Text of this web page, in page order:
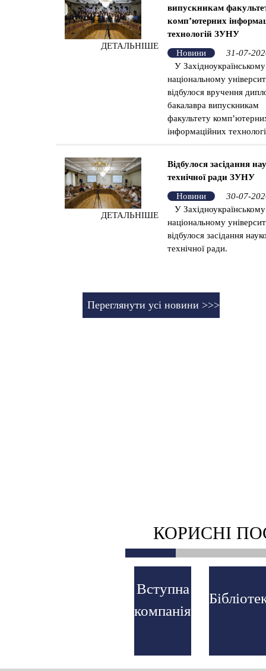
випускникам
комп’ютерних
технологій ЗУНУ
Новини
31-07-
У Західноукраїнському
національному
відбулося вручення
бакалавра випускникам
факультету
інформаційних
ДЕТАЛЬНІШЕ
Відбулося засідання
технічної ради ЗУНУ
Новини
30-07-
У Західноукраїнському
національному
відбулося засідання
технічної ради.
ДЕТАЛЬНІШЕ
Переглянути усі новини >>>
КОРИСНІ
Вступна
компанія